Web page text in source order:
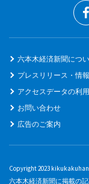
六本木経済新聞につ
プレスリリース・情
アクセスデータの利
お問い合わせ
広告のご案内
Copyright 2023
六本木経済新聞に掲載の